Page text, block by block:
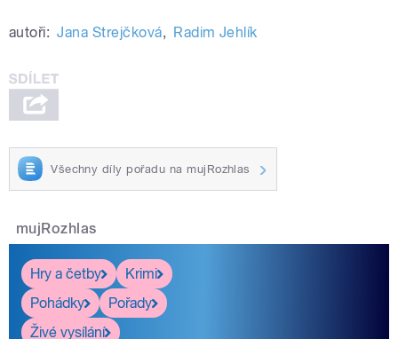
autoři: Jana Strejčková, Radim Jehlík
Všechny díly pořadu na mujRozhlas
mujRozhlas
Hry a četby
Krimi
Pohádky
Pořady
Živé vysílání